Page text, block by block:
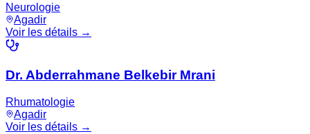
Neurologie
Agadir
Voir les détails →
Dr. Abderrahmane Belkebir Mrani
Rhumatologie
Agadir
Voir les détails →